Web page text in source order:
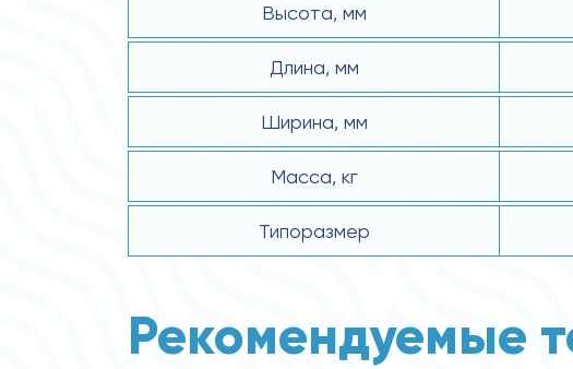
Высота, мм
Длина, мм
Ширина, мм
Масса, кг
Типоразмер
Рекомендуемые